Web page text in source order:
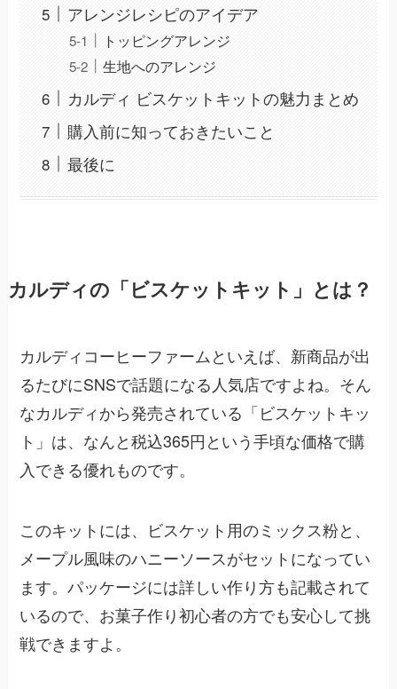
アレンジレシピのアイデア
トッピングアレンジ
生地へのアレンジ
カルディ ビスケットキットの魅力まとめ
購入前に知っておきたいこと
最後に
カルディの「ビスケットキット」とは？
カルディコーヒーファームといえば、新商品が出
るたびにSNSで話題になる人気店ですよね。そん
なカルディから発売されている「ビスケットキッ
ト」は、なんと税込365円という手頃な価格で購
入できる優れものです。
このキットには、ビスケット用のミックス粉と、
メープル風味のハニーソースがセットになってい
ます。パッケージには詳しい作り方も記載されて
いるので、お菓子作り初心者の方でも安心して挑
戦できますよ。